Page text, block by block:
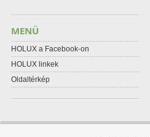
MENÜ
HOLUX a Facebook-on
HOLUX linkek
Oldaltérkép